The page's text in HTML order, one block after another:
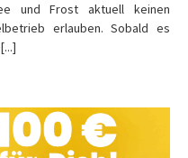
und Frost aktuell keinen
erlauben. Sobald es